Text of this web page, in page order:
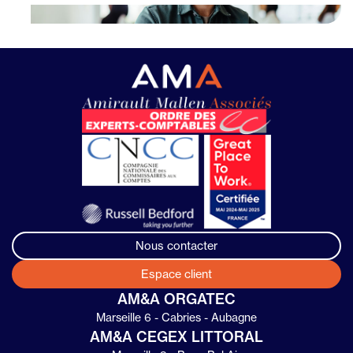
Nous contacter
Espace client
AM&A ORGATEC
Marseille 6 - Cabries - Aubagne
AM&A CEGEX LITTORAL